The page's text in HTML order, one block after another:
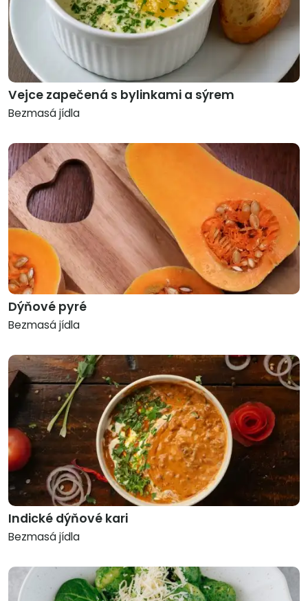
Vejce zapečená s bylinkami a sýrem
Bezmasá jídla
Dýňové pyré
Bezmasá jídla
Indické dýňové kari
Bezmasá jídla